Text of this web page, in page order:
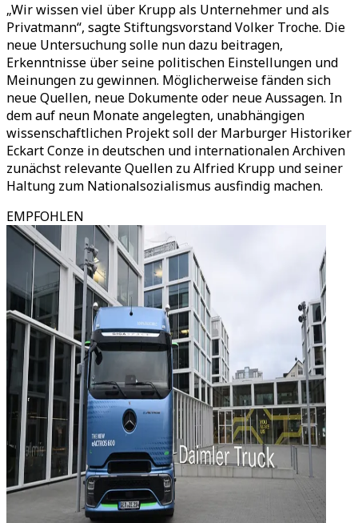
„Wir wissen viel über Krupp als Unternehmer und als
Privatmann“, sagte Stiftungsvorstand Volker Troche. Die
neue Untersuchung solle nun dazu beitragen,
Erkenntnisse über seine politischen Einstellungen und
Meinungen zu gewinnen. Möglicherweise fänden sich
neue Quellen, neue Dokumente oder neue Aussagen. In
dem auf neun Monate angelegten, unabhängigen
wissenschaftlichen Projekt soll der Marburger Historiker
Eckart Conze in deutschen und internationalen Archiven
zunächst relevante Quellen zu Alfried Krupp und seiner
Haltung zum Nationalsozialismus ausfindig machen.
EMPFOHLEN